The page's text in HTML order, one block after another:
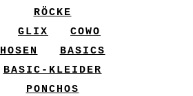
RÖCKE
GLIX
COWO
HOSEN
BASICS
BASIC-KLEIDER
PONCHOS